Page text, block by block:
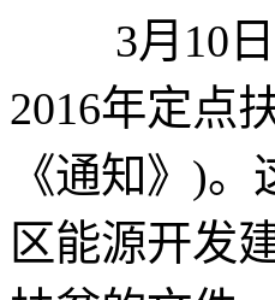
3月10日
2016年定点
《通知》)
区能源开发